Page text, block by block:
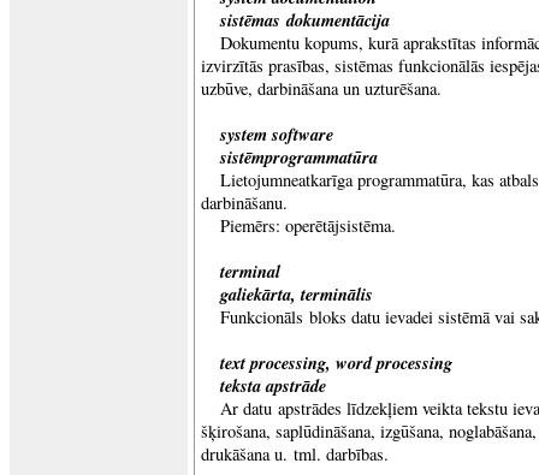
sistēmas dokumentācija
Dokumentu kopums, kurā aprakstītas
izvirzītās prasības, sistēmas funkcionālās
uzbūve, darbināšana un uzturēšana.
system software
sistēmprogrammatūra
Lietojumneatkarīga programmatūra, kas
darbināšanu.
Piemērs: operētājsistēma.
terminal
galiekārta, terminālis
Funkcionāls bloks datu ievadei sistēmā vai
text processing, word processing
teksta apstrāde
Ar datu apstrādes līdzekļiem veikta tekstu
šķirošana, saplūdināšana, izgūšana,
drukāšana u. tml. darbības.